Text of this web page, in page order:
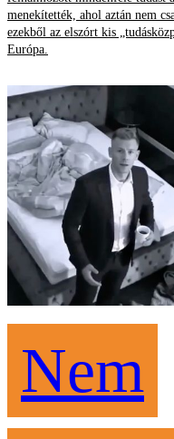
menekítették, ahol aztán nem
ezekből az elszórt kis
Európa.
Nem